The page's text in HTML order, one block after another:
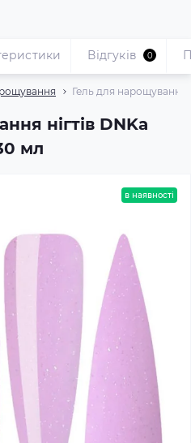
Гель для нарощування
нігтів DNKa
мл
Відгуків 0
в наявності